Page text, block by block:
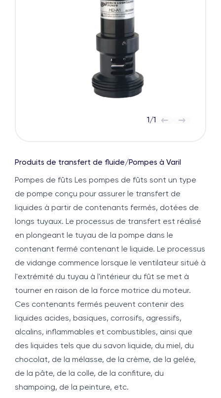
1/1
Produits de transfert de fluide/Pompes à Varil
Pompes de fûts Les pompes de fûts sont un type
de pompe conçu pour assurer le transfert de
liquides à partir de contenants fermés, dotées de
longs tuyaux. Le processus de transfert est réalisé
en plongeant le tuyau de la pompe dans le
contenant fermé contenant le liquide. Le processus
de vidange commence lorsque le ventilateur situé à
l'extrémité du tuyau à l'intérieur du fût se met à
tourner en raison de la force motrice du moteur.
Ces contenants fermés peuvent contenir des
liquides acides, basiques, corrosifs, agressifs,
alcalins, inflammables et combustibles, ainsi que
des liquides tels que du savon liquide, du miel, du
chocolat, de la mélasse, de la crème, de la gelée,
de la pâte, de la colle, de la confiture, du
shampoing, de la peinture, etc.